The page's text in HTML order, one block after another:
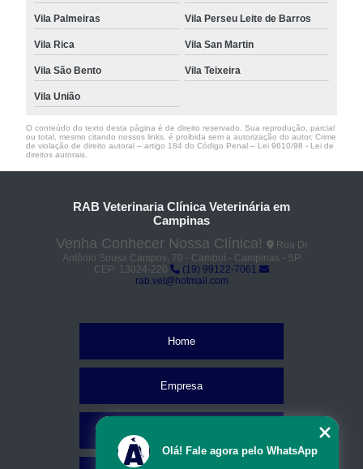
Vila Palmeiras Vila Perseu Leite de Barros
Vila Rica Vila San Martin
Vila São Bento Vila Teixeira
Vila União
O conteúdo do texto desta página é de direito reservado. Sua reprodução, parcial
ou total, mesmo citando nossos links, é proibida sem a autorização do autor. Crime
de violação de direito autoral – artigo 184 do Código Penal – Lei 9610/98 - Lei de
direitos autorais
RAB Veterinaria Clínica Veterinária em
Campinas
Venha Conhecer Nossa Clínica!
Rua Dr
Antônio Sousa Campos, 70 - Cambuí - Campinas - SP
CEP: 13024-220
(19) 99122-7061
rab.vet@hotmail.com
Home
Empresa
Olá! Fale agora pelo WhatsApp